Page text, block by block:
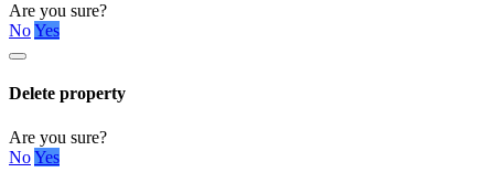
Are you sure?
NoYes
Delete property
Are you sure?
NoYes